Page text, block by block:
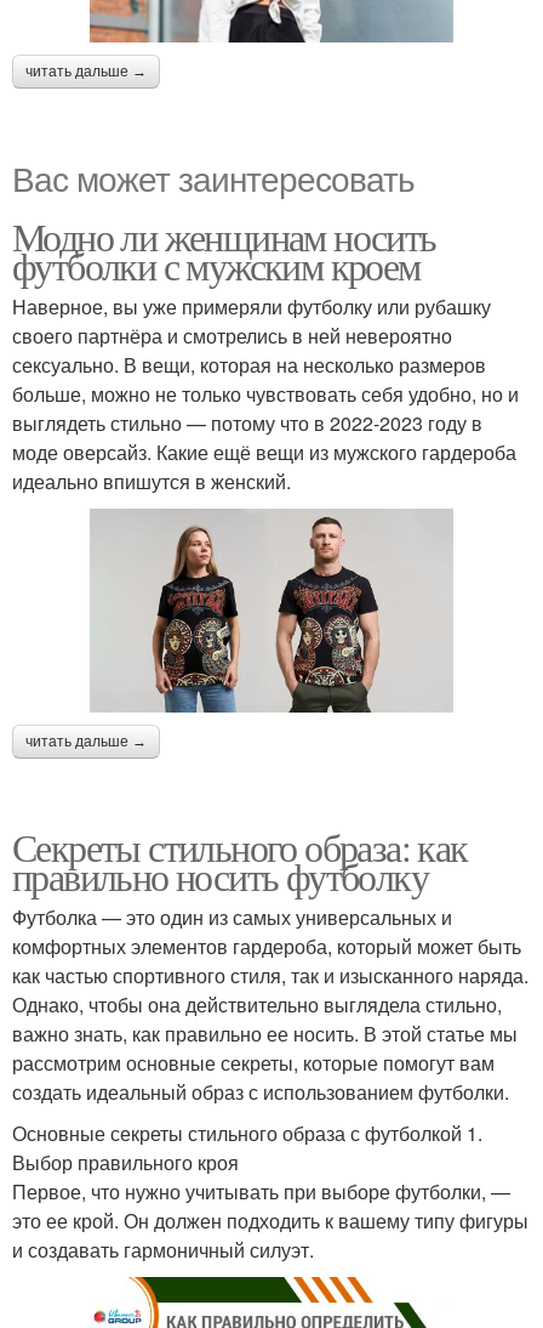
читать дальше →
Вас может заинтересовать
Модно ли женщинам носить
футболки с мужским кроем
Наверное, вы уже примеряли футболку или рубашку
своего партнёра и смотрелись в ней невероятно
сексуально. В вещи, которая на несколько размеров
больше, можно не только чувствовать себя удобно, но и
выглядеть стильно — потому что в 2022-2023 году в
моде оверсайз. Какие ещё вещи из мужского гардероба
идеально впишутся в женский.
читать дальше →
Секреты стильного образа: как
правильно носить футболку
Футболка — это один из самых универсальных и
комфортных элементов гардероба, который может быть
как частью спортивного стиля, так и изысканного наряда.
Однако, чтобы она действительно выглядела стильно,
важно знать, как правильно ее носить. В этой статье мы
рассмотрим основные секреты, которые помогут вам
создать идеальный образ с использованием футболки.
Основные секреты стильного образа с футболкой 1.
Выбор правильного кроя
Первое, что нужно учитывать при выборе футболки, —
это ее крой. Он должен подходить к вашему типу фигуры
и создавать гармоничный силуэт.